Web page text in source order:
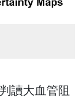
讀大血管阻